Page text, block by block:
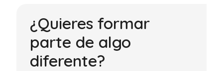
¿Quieres formar
parte de algo
diferente?